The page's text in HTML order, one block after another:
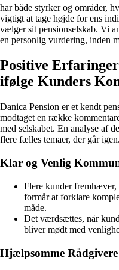
har både styrker og områder,
vigtigt at tage højde for ens
vælger sit pensionselskab. Vi
en personlig vurdering, inden
Positive
ifølge Kunders
Danica Pension er et kendt
modtaget en række
med selskabet. En analyse af
flere fælles temaer, der går
Klar og Venlig
Flere kunder fremhæver,
formår at forklare
måde.
Det værdsættes, når
bliver mødt med
Hjælpsomme Rådgivere